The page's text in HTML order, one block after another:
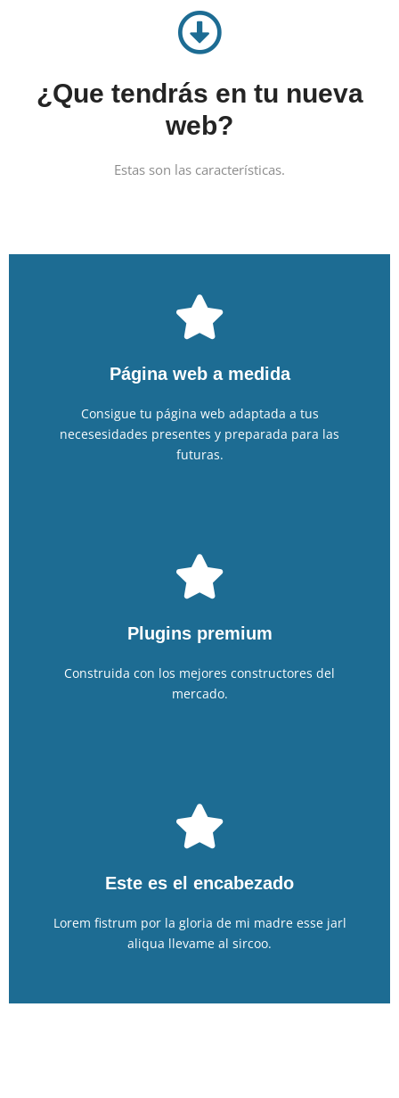
¿Que tendrás en tu nueva
web?
Estas son las características.
Página web a medida
Consigue tu página web adaptada a tus
necesesidades presentes y preparada para las
futuras.
Plugins premium
Construida con los mejores constructores del
mercado.
Elementor y Astra PRO
Con el constructor Elementor PRO y la plantilla
sin conocimiento de código.
Este es el encabezado
Lorem fistrum por la gloria de mi madre esse jarl
aliqua llevame al sircoo.
Este es el encabezado
aliqua llevame al sircoo.
Haz clic aquí